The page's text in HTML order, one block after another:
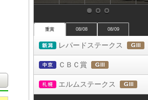
重賞 08/08 08/09
新潟
レパードステークス
中京
ＣＢＣ賞
札幌
エルムステークス